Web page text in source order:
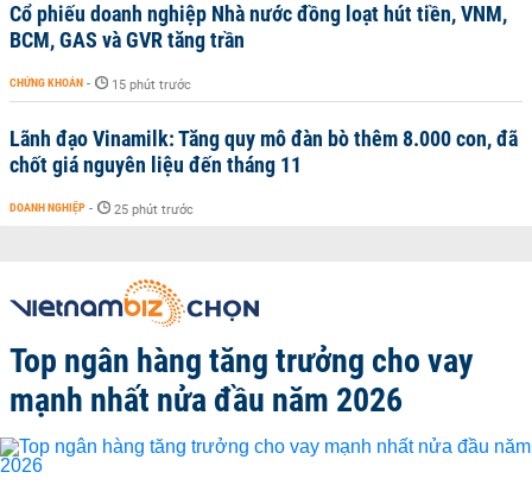
Cổ phiếu doanh nghiệp Nhà nước đồng loạt hút tiền, VNM,
BCM, GAS và GVR tăng trần
CHỨNG KHOÁN - 15 phút trước
Lãnh đạo Vinamilk: Tăng quy mô đàn bò thêm 8.000 con, đã
chốt giá nguyên liệu đến tháng 11
DOANH NGHIỆP - 25 phút trước
Top ngân hàng tăng trưởng cho vay
mạnh nhất nửa đầu năm 2026